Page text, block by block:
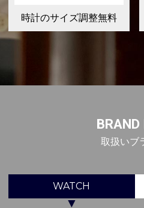
時計のサイズ調整無料
取扱いブ
WATCH
▼